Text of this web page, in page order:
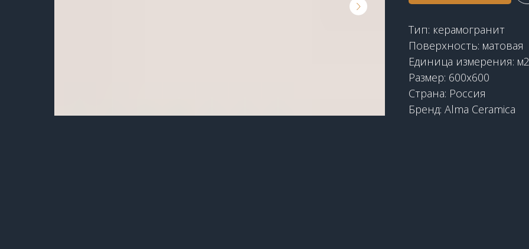
Тип: керамогранит
Поверхность: матовая
Единица измерения: м2
Размер: 600x600
Страна: Россия
Бренд: Alma Ceramica